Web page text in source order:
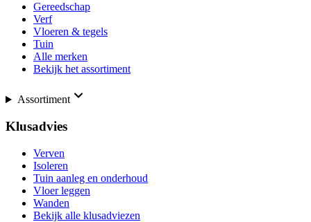
Gereedschap
Verf
Vloeren & tegels
Tuin
Alle merken
Bekijk het assortiment
Assortiment
Klusadvies
Verven
Isoleren
Tuin aanleg en onderhoud
Vloer leggen
Wanden
Bekijk alle klusadviezen